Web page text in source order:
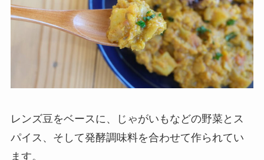
レンズ豆をベースに、じゃがいもなどの野菜とス
パイス、そして発酵調味料を合わせて作られてい
ます。